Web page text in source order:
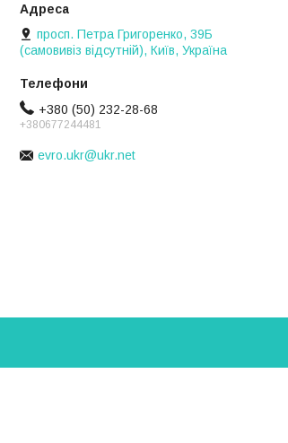
просп. Петра Григоренко, 39Б
(самовивіз відсутній), Київ, Україна
+380 (50) 232-28-68
+380677244481
evro.ukr@ukr.net